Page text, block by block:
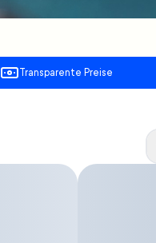
Transparente Preise